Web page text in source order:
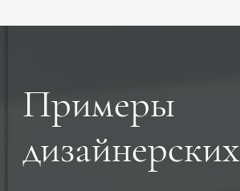
Примеры
дизайнерских